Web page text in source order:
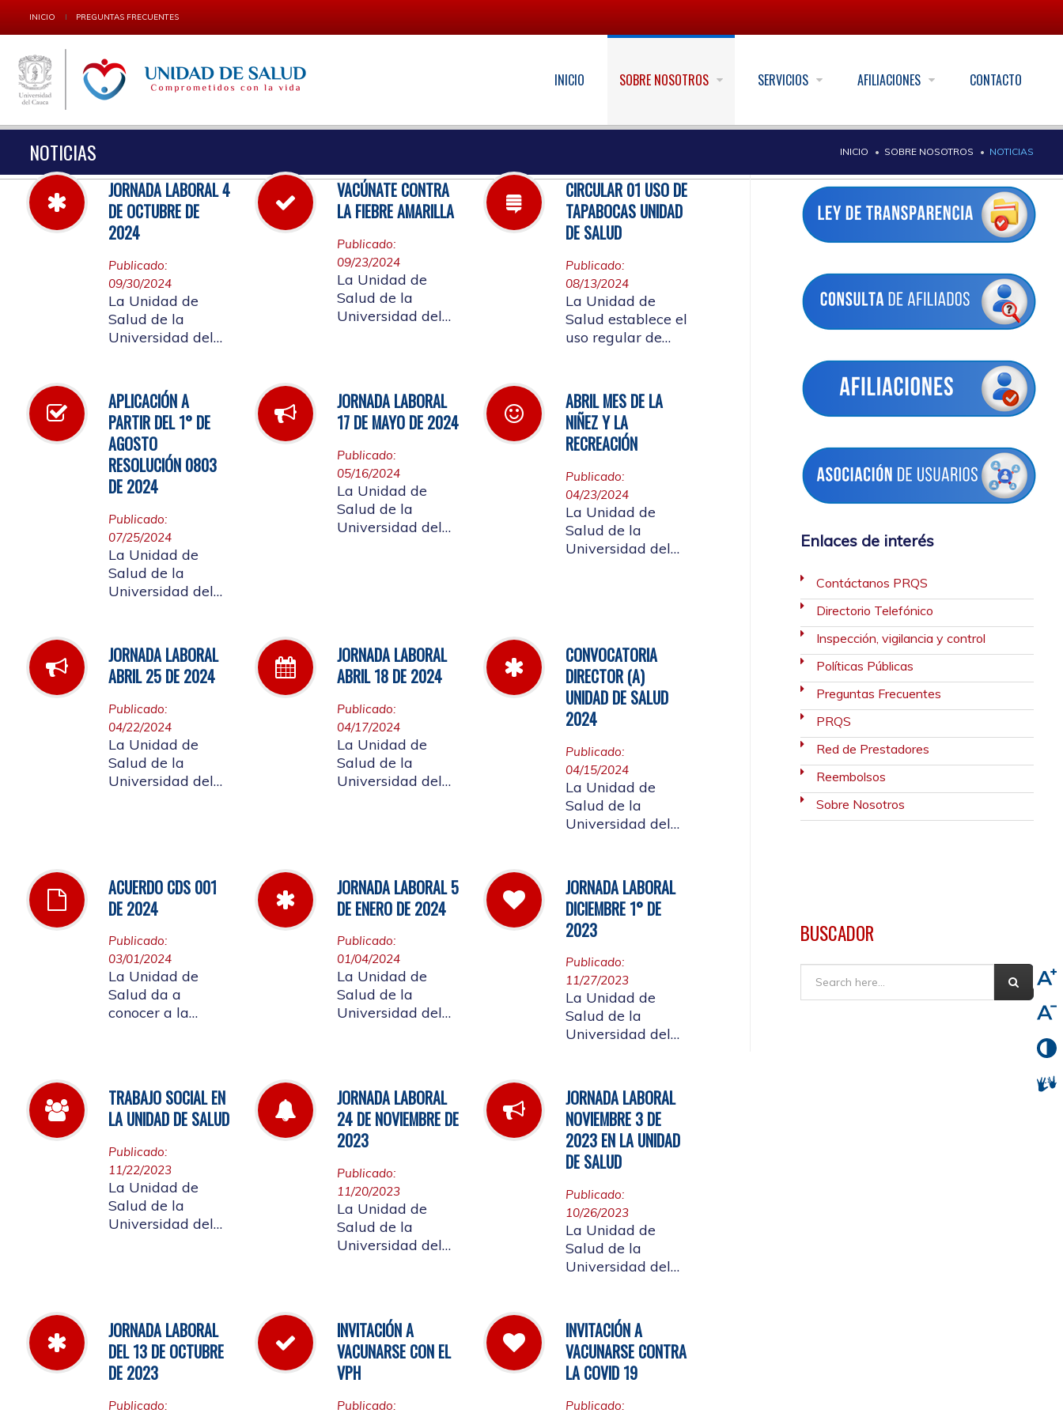
INICIO PREGUNTAS FRECUENTES
INICIO SOBRE NOSOTROS SERVICIOS AFILIACIONES CONTACTO
NOTICIAS INICIO SOBRE NOSOTROS NOTICIAS
JORNADA LABORAL 4
DE OCTUBRE DE
2024
Publicado:
09/30/2024
La Unidad de
Salud de la
Universidad del
llevarse a cabo el
próximo 4 de
octubre de 2024,
con motivo de
capacitación y
actividad de
SIGLA 2024.
VACÚNATE CONTRA
LA FIEBRE AMARILLA
Publicado:
09/23/2024
La Unidad de
Salud de la
Universidad del
CIRCULAR 01 USO DE
TAPABOCAS UNIDAD
DE SALUD
Publicado:
08/13/2024
La Unidad de
Salud establece el
uso regular de
ingresen a la
Institución que
presenten
sintomatología de
respiratoria
APLICACIÓN A
PARTIR DEL 1° DE
AGOSTO
RESOLUCIÓN 0803
DE 2024
Publicado:
07/25/2024
La Unidad de
Salud de la
Universidad del
Resolución 0803
del 24 de junio de
2024, informa que
a partir del 1° de
agosto de mismo
año, no se
entregarán bolsas
plásticas en la
dispensación de
JORNADA LABORAL
17 DE MAYO DE 2024
Publicado:
05/16/2024
La Unidad de
Salud de la
Universidad del
llevarse a cabo en
el auditorio de
ABRIL MES DE LA
NIÑEZ Y LA
RECREACIÓN
Publicado:
04/23/2024
La Unidad de
Salud de la
Universidad del
Vacunación de las
Américas
JORNADA LABORAL
ABRIL 25 DE 2024
Publicado:
04/22/2024
La Unidad de
Salud de la
Universidad del
de abril de 2024
JORNADA LABORAL
ABRIL 18 DE 2024
Publicado:
04/17/2024
La Unidad de
Salud de la
Universidad del
atención de la
mañana será
partir de las 10 de
la mañana, por
motivo de
capacitación a los
funcionarios
CONVOCATORIA
DIRECTOR (A)
UNIDAD DE SALUD
2024
Publicado:
04/15/2024
La Unidad de
Salud de la
Universidad del
comunidad, la
convocatoria a
ocupar el cargo de
director de la
de la Universidad
del Cauca
ACUERDO CDS 001
DE 2024
Publicado:
03/01/2024
La Unidad de
Salud da a
conocer a la
2024 donde
pueden conocer el
moderadoras,
copagos y UPC
que rigen para el
presente año
JORNADA LABORAL 5
DE ENERO DE 2024
Publicado:
01/04/2024
La Unidad de
Salud de la
Universidad del
JORNADA LABORAL
DICIEMBRE 1° DE
2023
Publicado:
11/27/2023
La Unidad de
Salud de la
Universidad del
afiliada, la jornada
laboral del
primero de
diciembre de
2023
TRABAJO SOCIAL EN
LA UNIDAD DE SALUD
Publicado:
11/22/2023
La Unidad de
Salud de la
Universidad del
JORNADA LABORAL
24 DE NOVIEMBRE DE
2023
Publicado:
11/20/2023
La Unidad de
Salud de la
Universidad del
noviembre de
2023
JORNADA LABORAL
NOVIEMBRE 3 DE
2023 EN LA UNIDAD
DE SALUD
Publicado:
10/26/2023
La Unidad de
Salud de la
Universidad del
comunidad
universitaria
afiliada, la jornada
laboral del día 3
2023
JORNADA LABORAL
DEL 13 DE OCTUBRE
DE 2023
Publicado:
INVITACIÓN A
VACUNARSE CON EL
VPH
Publicado:
INVITACIÓN A
VACUNARSE CONTRA
LA COVID 19
Publicado:
Enlaces de interés
Contáctanos PRQS
Directorio Telefónico
Inspección, vigilancia y control
Políticas Públicas
Preguntas Frecuentes
PRQS
Red de Prestadores
Reembolsos
Sobre Nosotros
BUSCADOR
Buscar